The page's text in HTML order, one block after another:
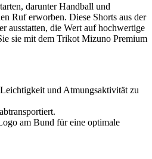
darunter Handball und
Ruf erworben. Diese Shorts aus der
ausstatten, die Wert auf hochwertige
sie mit dem Trikot Mizuno Premium
und Atmungsaktivität zu
am Bund für eine optimale